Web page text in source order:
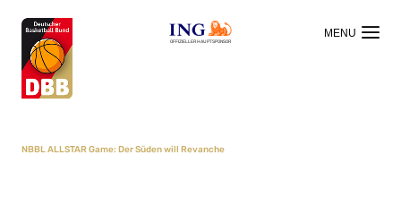
OFFIZIELLER HAUPTSPONSOR
NBBL ALLSTAR Game: Der Süden will Revanche